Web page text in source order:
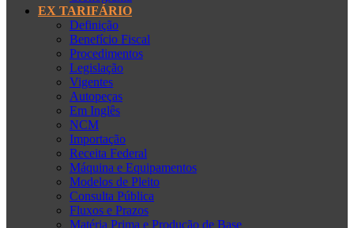
EX TARIFÁRIO
Definição
Benefício Fiscal
Procedimentos
Legislação
Vigentes
Autopeças
Em Inglês
NCM
Importação
Receita Federal
Máquina e Equipamentos
Modelos de Pleito
Consulta Pública
Fluxos e Prazos
Matéria Prima e Produção de Base